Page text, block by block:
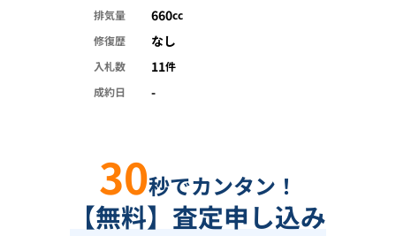
排気量 660cc
修復歴
なし
入札数 11件
成約日
-
30秒でカンタン！
【無料】査定申し込み